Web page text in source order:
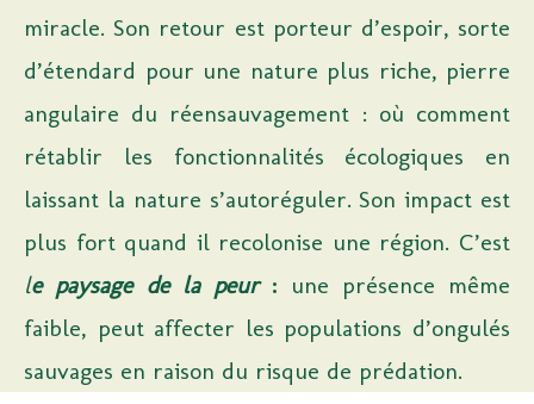
miracle. Son retour est porteur d’espoir, sorte
d’étendard pour une nature plus riche, pierre
angulaire du réensauvagement : où comment
rétablir les fonctionnalités écologiques en
laissant la nature s’autoréguler. Son impact est
plus fort quand il recolonise une région. C’est
le paysage de la peur: une présence même
faible, peut affecter les populations d’ongulés
sauvages en raison du risque de prédation.